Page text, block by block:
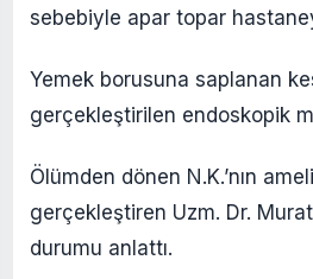
sebebiyle apar topar
Yemek borusuna saplanan
gerçekleştirilen endoskopik
Ölümden dönen N.K.’nın
gerçekleştiren Uzm. Dr.
durumu anlattı.